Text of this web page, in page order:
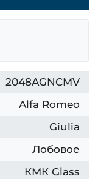
2048AGNCMV
Alfa Romeo
Giulia
Лобовое
КМК Glass